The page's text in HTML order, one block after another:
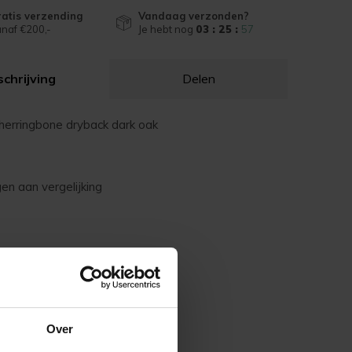
Over
verzending
€200,-
Vandaag verzonden?
Je hebt nog 03 : 25 : 57
Delen
dryback dark oak
aan vergelijking